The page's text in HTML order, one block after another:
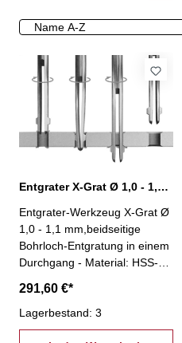
Entgrater X-Grat Ø 1,0 - 1,1 mm, XG-1,0
Entgrater-Werkzeug X-Grat Ø
1,0 - 1,1 mm,beidseitige
Bohrloch-Entgratung in einem
Durchgang - Material: HSS-
Entgratung an unzugänglichen
Stellen (z.B. Hohlkörper)-
Einsparung einer zweiten
291,60 €*
Lagerbestand: 3